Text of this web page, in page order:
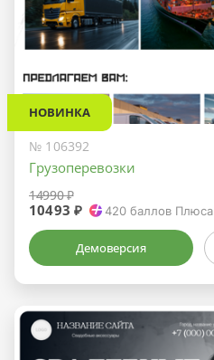
НОВИНКА
№ 106392
Грузоперевозки
14990 ₽
10493 ₽ 420 баллов Плюса
Демоверсия